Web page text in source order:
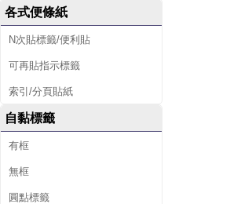
各式便條紙
N次貼標籤/便利貼
可再貼指示標籤
索引/分頁貼紙
自黏標籤
有框
無框
圓點標籤